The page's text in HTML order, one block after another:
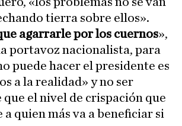
tierra sobre ellos».
agarrarle por los cuernos»,
portavoz nacionalista, para
puede hacer el presidente es
a la realidad» y no ser
que el nivel de crispación que
a quien más va a beneficiar si